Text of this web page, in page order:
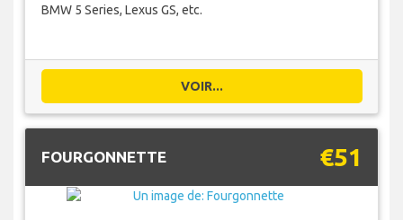
BMW 5 Series, Lexus GS, etc.
VOIR...
FOURGONNETTE €51